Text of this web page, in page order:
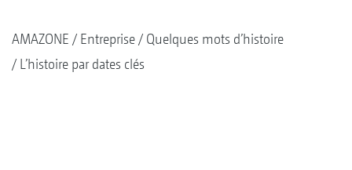
AMAZONE Entreprise
Quelques mots d’histoire
L’histoire par dates clés